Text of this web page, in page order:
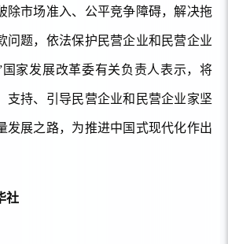
除市场准入、公平竞争障碍，解决拖
问题，依法保护民营企业和民营企业
国家发展改革委有关负责人表示，将
支持、引导民营企业和民营企业家坚
发展之路，为推进中国式现代化作出
社